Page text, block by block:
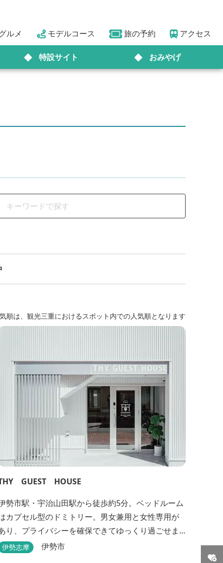
ルメ モデルコース 旅の予約 アクセス
特設サイト おみやげ
順は、観光三重におけるスポット内での人気順となります
GUEST HOUSE
勢市駅・宇治山田駅から徒歩約5分。ベッドルーム
カプセル型のドミトリー。男女兼用と女性専用が
り、プライバシーを確保できてゆっくり過ごせま
。
伊勢志摩 伊勢市